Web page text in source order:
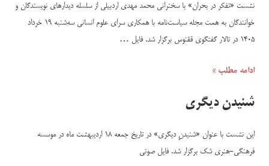
نشست «تفکر در بحران» با سخنرانی محمد مهدی اردبیلی از سلسله دیدارهای نویسندگان و
خوانندگان به همت مجله سیاست‌نامه با همکاری سرای علوم انسانی سه‌شنبه ۱۹ خرداد
۱۴۰۵ در تالار گفتگوی ققنوس برگزار شد. فایل …
ادامه مطلب »
شنیدن دیگری
این نشست با عنوان «شنیدنِ دیگری» در تاریخ جمعه ۱۸ اردیبهشت ماه در موسسه
فرهنگی-هنری شک برگزار شد. فایل صوتی